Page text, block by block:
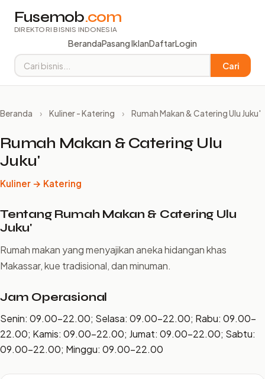
Fusemob.com
DIREKTORI BISNIS INDONESIA
BerandaPasang IklanDaftarLogin
Cari
Beranda › Kuliner - Katering › Rumah Makan & Catering Ulu Juku'
Rumah Makan & Catering Ulu
Juku'
Kuliner → Katering
Tentang Rumah Makan & Catering Ulu
Juku'
Rumah makan yang menyajikan aneka hidangan khas
Makassar, kue tradisional, dan minuman.
Jam Operasional
Senin: 09.00–22.00; Selasa: 09.00–22.00; Rabu: 09.00–
22.00; Kamis: 09.00–22.00; Jumat: 09.00–22.00; Sabtu:
09.00–22.00; Minggu: 09.00–22.00